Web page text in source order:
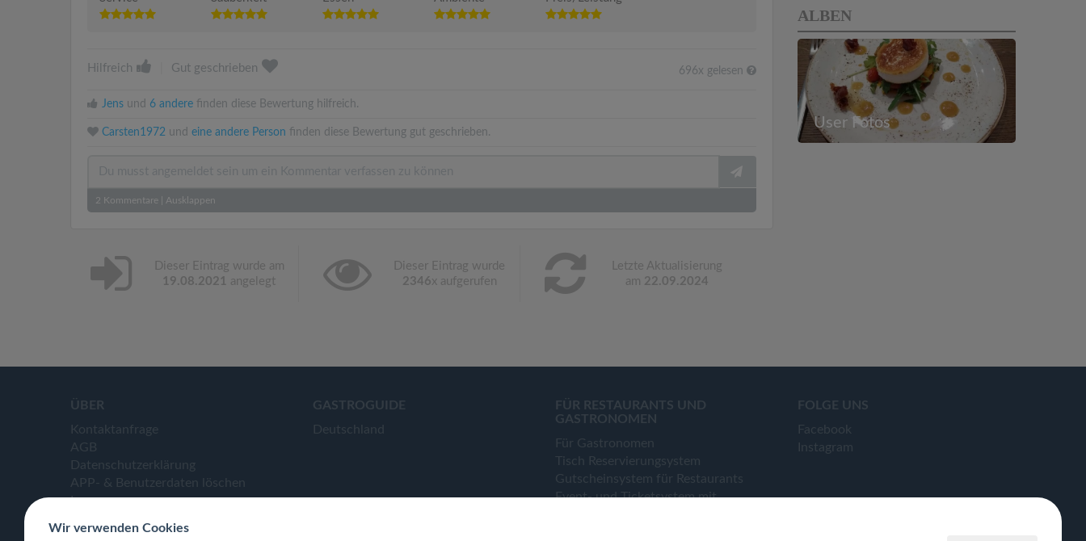
Hilfreich Gut geschrieben 696x gelesen
Jens und 6 andere finden diese Bewertung hilfreich.
Carsten1972 und eine andere Person finden diese Bewertung gut geschrieben.
2 Kommentare Ausklappen
Dieser Eintrag wurde am
19.08.2021 angelegt
Dieser Eintrag wurde
2346x aufgerufen
Letzte Aktualisierung
am 22.09.2024
ALBEN
User Fotos
ÜBER
Kontaktanfrage
AGB
Datenschutzerklärung
APP- & Benutzerdaten löschen
Impressum
GASTROGUIDE
Deutschland
FÜR RESTAURANTS UND
GASTRONOMEN
Für Gastronomen
Tisch Reservierungsystem
Gutscheinsystem für Restaurants
Event- und Ticketsystem mit
FOLGE UNS
Facebook
Instagram
Wir verwenden Cookies